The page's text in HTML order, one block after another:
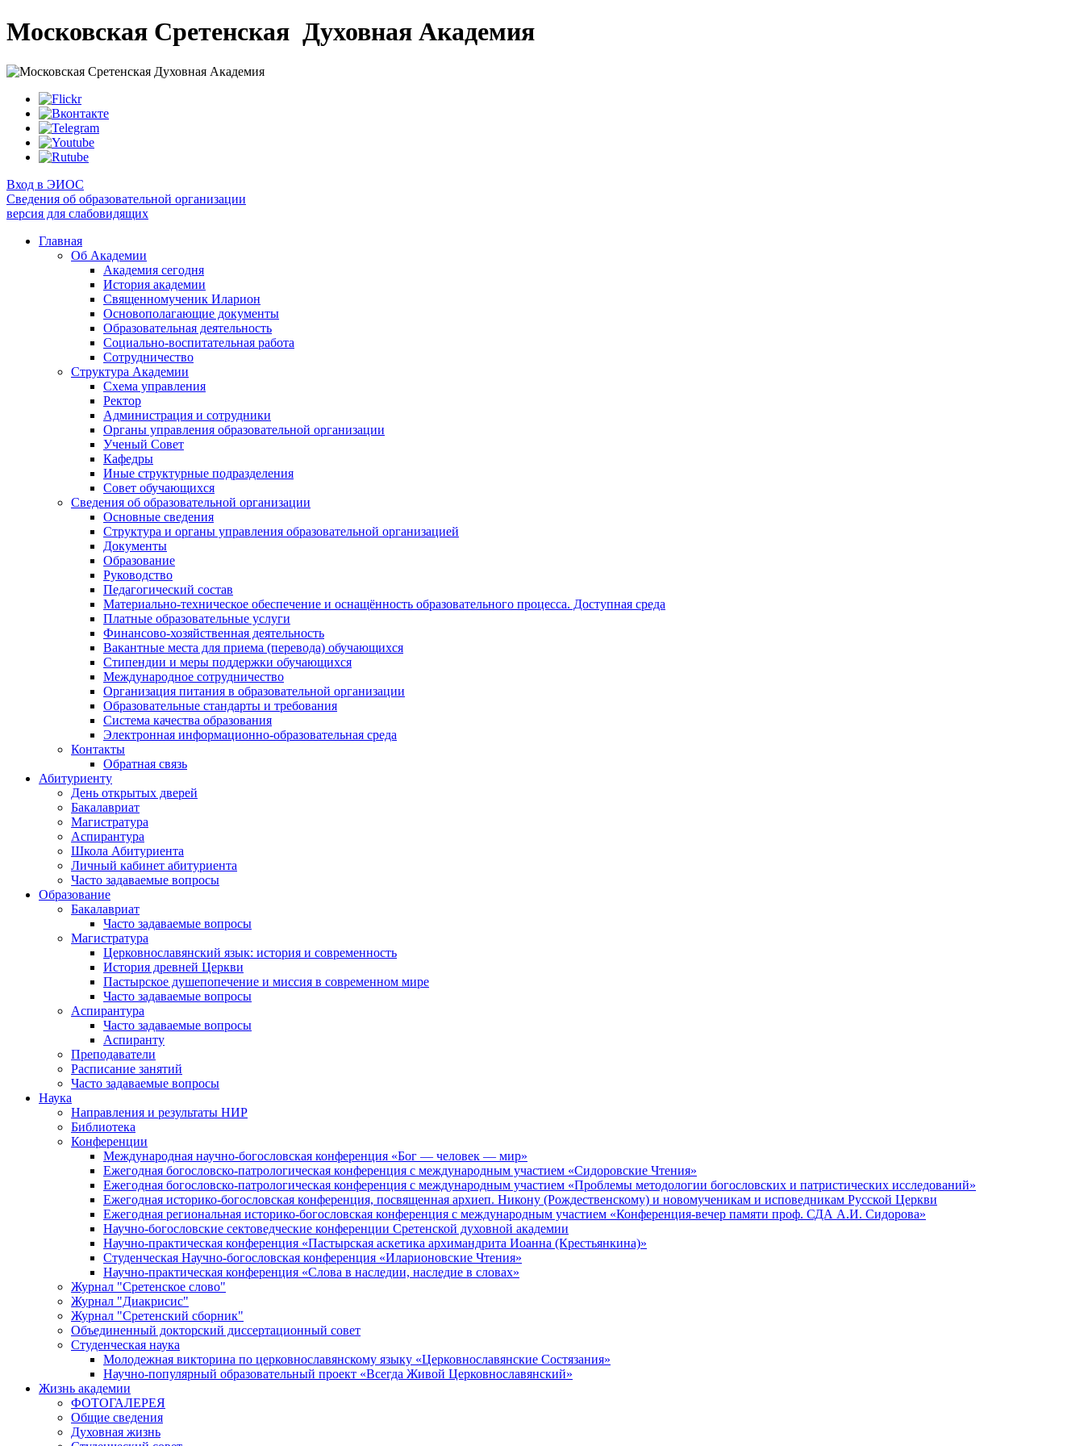
Московская Сретенская Духовная Академия
Вход в ЭИОС
Сведения об образовательной организации
версия для слабовидящих
Главная
Об Академии
Академия сегодня
История академии
Священномученик Иларион
Основополагающие документы
Образовательная деятельность
Социально-воспитательная работа
Сотрудничество
Структура Академии
Схема управления
Ректор
Администрация и сотрудники
Органы управления образовательной организации
Ученый Совет
Кафедры
Иные структурные подразделения
Совет обучающихся
Сведения об образовательной организации
Основные сведения
Структура и органы управления образовательной организацией
Документы
Образование
Руководство
Педагогический состав
Материально-техническое обеспечение и оснащённость образовательного процесса. Доступная среда
Платные образовательные услуги
Финансово-хозяйственная деятельность
Вакантные места для приема (перевода) обучающихся
Стипендии и меры поддержки обучающихся
Международное сотрудничество
Организация питания в образовательной организации
Образовательные стандарты и требования
Система качества образования
Электронная информационно-образовательная среда
Контакты
Обратная связь
Абитуриенту
День открытых дверей
Бакалавриат
Магистратура
Аспирантура
Школа Абитуриента
Личный кабинет абитуриента
Часто задаваемые вопросы
Образование
Бакалавриат
Часто задаваемые вопросы
Магистратура
Церковнославянский язык: история и современность
История древней Церкви
Пастырское душепопечение и миссия в современном мире
Часто задаваемые вопросы
Аспирантура
Часто задаваемые вопросы
Аспиранту
Преподаватели
Расписание занятий
Часто задаваемые вопросы
Наука
Направления и результаты НИР
Библиотека
Конференции
Международная научно-богословская конференция «Бог — человек — мир»
Ежегодная богословско-патрологическая конференция с международным участием «Сидоровские Чтения»
Ежегодная богословско-патрологическая конференция с международным участием «Проблемы методологии богословских и патристических исследований»
Ежегодная историко-богословская конференция, посвященная архиеп. Никону (Рождественскому) и новомученикам и исповедникам Русской Церкви
Ежегодная региональная историко-богословская конференция с международным участием «Конференция-вечер памяти проф. СДА А.И. Сидорова»
Научно-богословские сектоведческие конференции Сретенской духовной академии
Научно-практическая конференция «Пастырская аскетика архимандрита Иоанна (Крестьянкина)»
Студенческая Научно-богословская конференция «Иларионовские Чтения»
Научно-практическая конференция «Cлова в наследии, наследие в словах»
Журнал "Сретенское слово"
Журнал "Диакрисис"
Журнал "Сретенский сборник"
Объединенный докторский диссертационный совет
Студенческая наука
Молодежная викторина по церковнославянскому языку «Церковнославянские Состязания»
Научно-популярный образовательный проект «Всегда Живой Церковнославянский»
Жизнь академии
ФОТОГАЛЕРЕЯ
Общие сведения
Духовная жизнь